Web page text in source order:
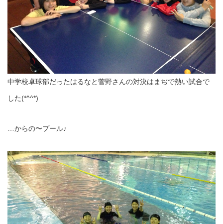
中学校卓球部だったはるなと菅野さんの対決はまぢで熱い試合で
した(*^^*)
…からの〜プール♪